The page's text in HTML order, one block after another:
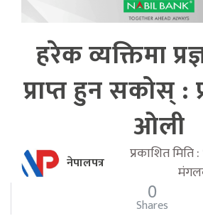
हरेक व्यक्तिमा
प्राप्त हुन सकोस् :
ओली
नेपालपत्र
प्रकाशित
0
Shares